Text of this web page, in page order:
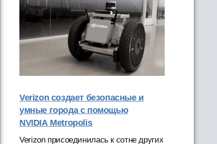
Verizon создает безопасные и
умные города с помощью
NVIDIA Metropolis
Verizon присоединилась к сотне других